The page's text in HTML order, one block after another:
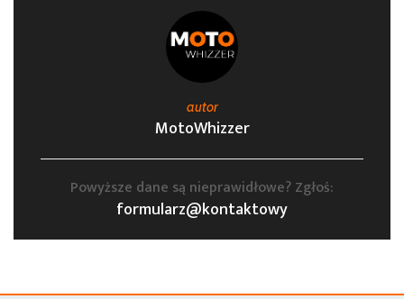
autor
MotoWhizzer
Powyższe dane są nieprawidłowe? Zgłoś:
formularz@kontaktowy